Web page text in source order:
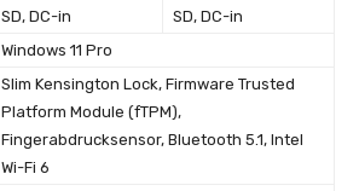
SD, DC-in
SD, DC-in
Windows 11 Pro
Slim Kensington Lock, Firmware Trusted
Platform Module (fTPM),
Fingerabdrucksensor, Bluetooth 5.1, Intel
Wi-Fi 6